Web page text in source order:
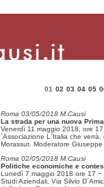
01 02 03 04 05
Roma 03/05/2018 M.Causi
La strada per una nuova
Venerdì 11 maggio 2018, ore
´Associazione L´Italia che
Morassut. Moderatore
Roma 02/05/2018 M.Causi
Politiche economiche e
Lunedì 7 maggio 2018 ore 17 −
Studi Aziendali, Via Silvio